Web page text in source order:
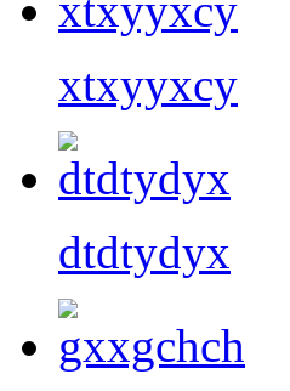
xtxyyxcy
dtdtydyx